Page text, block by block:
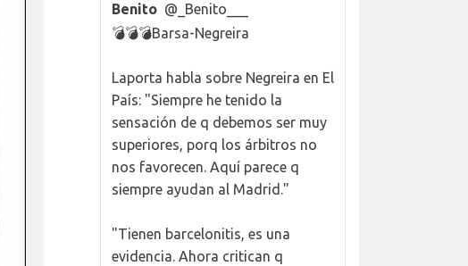
Benito @_Benito___
💣💣💣Barsa-Negreira
Laporta habla sobre Negreira en El
País: "Siempre he tenido la
sensación de q debemos ser muy
superiores, porq los árbitros no
nos favorecen. Aquí parece q
siempre ayudan al Madrid."
"Tienen barcelonitis, es una
evidencia. Ahora critican q